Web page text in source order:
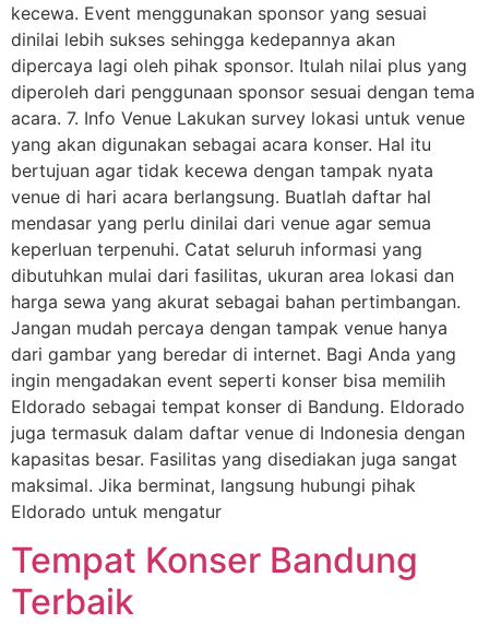
kecewa. Event menggunakan sponsor yang sesuai
dinilai lebih sukses sehingga kedepannya akan
dipercaya lagi oleh pihak sponsor. Itulah nilai plus yang
diperoleh dari penggunaan sponsor sesuai dengan tema
acara. 7. Info Venue Lakukan survey lokasi untuk venue
yang akan digunakan sebagai acara konser. Hal itu
bertujuan agar tidak kecewa dengan tampak nyata
venue di hari acara berlangsung. Buatlah daftar hal
mendasar yang perlu dinilai dari venue agar semua
keperluan terpenuhi. Catat seluruh informasi yang
dibutuhkan mulai dari fasilitas, ukuran area lokasi dan
harga sewa yang akurat sebagai bahan pertimbangan.
Jangan mudah percaya dengan tampak venue hanya
dari gambar yang beredar di internet. Bagi Anda yang
ingin mengadakan event seperti konser bisa memilih
Eldorado sebagai tempat konser di Bandung. Eldorado
juga termasuk dalam daftar venue di Indonesia dengan
kapasitas besar. Fasilitas yang disediakan juga sangat
maksimal. Jika berminat, langsung hubungi pihak
Eldorado untuk mengatur
Tempat Konser Bandung
Terbaik